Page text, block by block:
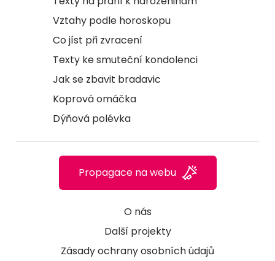
Vztahy podle horoskopu
Co jíst při zvracení
Texty ke smuteční kondolenci
Jak se zbavit bradavic
Koprová omáčka
Dýňová polévka
O nás
Další projekty
Zásady ochrany osobních údajů
Propagace na webu